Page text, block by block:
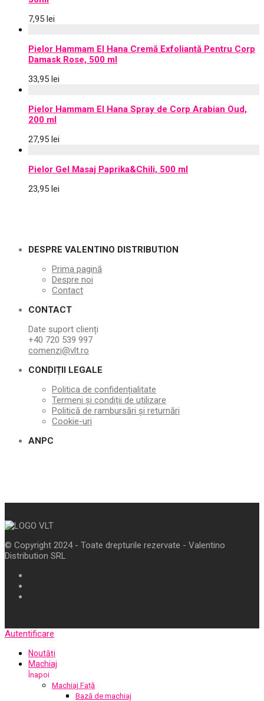
7,95 lei
Pielor Hammam El Hana Cremă Exfoliantă Pentru Corp
Damask Rose, 500 ml
33,95 lei
Pielor Hammam El Hana Spray de Corp Arabian Oud,
200 ml
27,95 lei
Pielor Gel Masaj Paprika&Chili, 500 ml
23,95 lei
DESPRE VALENTINO DISTRIBUTION
Prima pagină
Despre noi
Contact
CONTACT
Date suport clienți
+40 720 539 997
comenzi@vlt.ro
CONDIȚII LEGALE
Politica de confidențialitate
Termeni și condiții de utilizare
Politică de rambursări și returnări
Cookie-uri
ANPC
© Copyright 2024 - Toate drepturile rezervate - Valentino
Distribution SRL
Autentificare
Noutăți
Machiaj
Înapoi
Machiaj Față
Bază de machiaj